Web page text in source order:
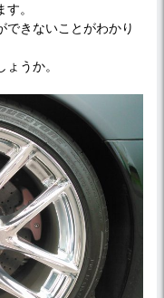
。
できないことがわかり
うか。